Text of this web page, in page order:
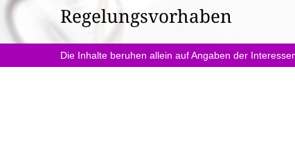
sich
hier:
Regelungsvorhaben
Die Inhalte beruhen allein auf Angaben der